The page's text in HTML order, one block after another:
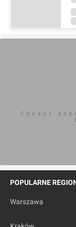
Chcesz
POPULARNE
Warszawa